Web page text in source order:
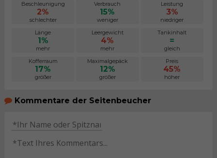
Beschleunigung
2%
schlechter
Verbrauch
15%
weniger
Leistung
3%
niedriger
Länge
1%
mehr
Leergewicht
4%
mehr
Tankinhalt
=
gleich
Kofferraum
17%
größer
Maximalgepäck
12%
größer
Preis
45%
höher
Kommentare der Seitenbeucher